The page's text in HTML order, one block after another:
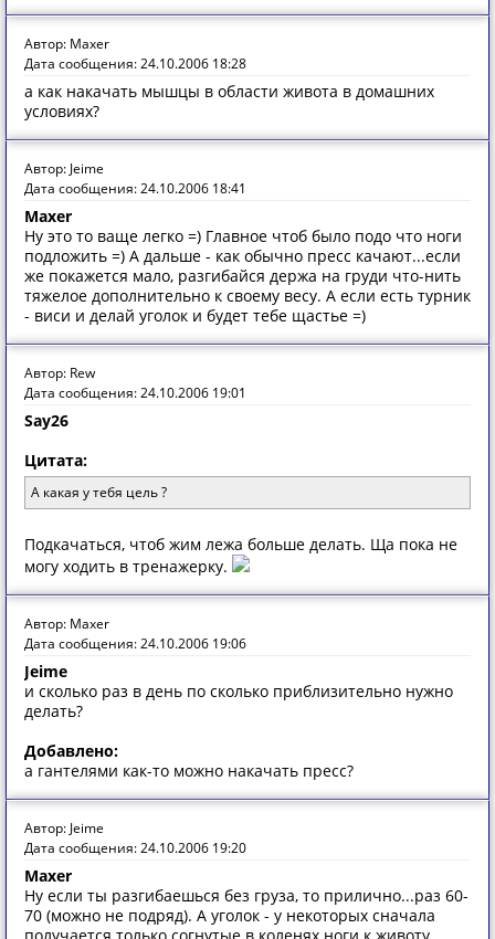
Автор: Maxer
Дата сообщения: 24.10.2006 18:28
а как накачать мышцы в области живота в домашних
условиях?
Автор: Jeime
Дата сообщения: 24.10.2006 18:41
Maxer
Ну это то ваще легко =) Главное чтоб было подо что ноги
подложить =) А дальше - как обычно пресс качают...если
же покажется мало, разгибайся держа на груди что-нить
тяжелое дополнительно к своему весу. А если есть турник
- виси и делай уголок и будет тебе щастье =)
Автор: Rew
Дата сообщения: 24.10.2006 19:01
Say26
Цитата:
А какая у тебя цель ?
Подкачаться, чтоб жим лежа больше делать. Ща пока не
могу ходить в тренажерку.
Автор: Maxer
Дата сообщения: 24.10.2006 19:06
Jeime
и сколько раз в день по сколько приблизительно нужно
делать?
Добавлено:
а гантелями как-то можно накачать пресс?
Автор: Jeime
Дата сообщения: 24.10.2006 19:20
Maxer
Ну если ты разгибаешься без груза, то прилично...раз 60-
70 (можно не подряд). А уголок - у некоторых сначала